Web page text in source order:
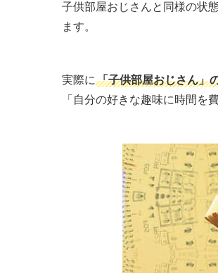
子供部屋おじさんと同様の状
ます。
実際に 「子供部屋おじさん」
「自分の好きな趣味に時間を